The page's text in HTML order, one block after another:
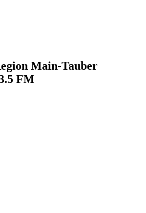
Main-Tauber
FM